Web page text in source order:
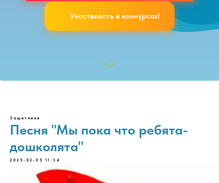
Участвовать в конкурсах!
Защитники
Песня "Мы пока что ребята-
дошколята"
2025-02-05 11:34